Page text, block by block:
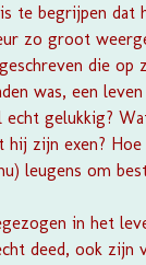
te begrijpen
zo groot
die
was, een
gelukkig?
hij zijn exen?
leugens om
in het
deed, ook